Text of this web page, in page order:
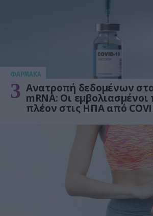
ΦΑΡΜΑΚΑ
3 Ανατροπή δεδομένων
mRNA: Οι
πλέον στις ΗΠΑ από